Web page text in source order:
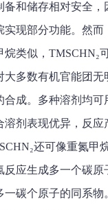
备和储存相对安全
实现部分功能。然而
烷类似，TMSCHN₂
大多数有机官能团无
合成。多种溶剂均可
溶剂表现优异，反应
还可像重氮甲
应生成多一个碳原
碳个原子的同系物